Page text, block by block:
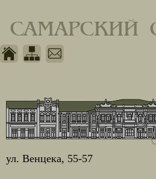
САМАРСКИЙ
ул. Венцека, 55-57